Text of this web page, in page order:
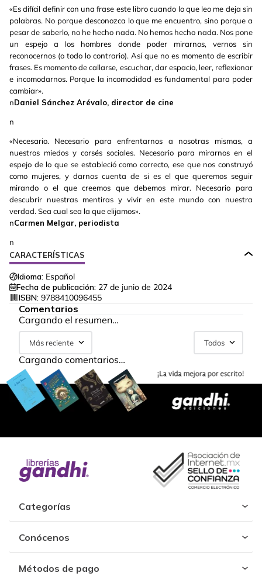
«Es difícil definir con una frase este libro cuando lo que leo me deja sin
palabras. No porque desconozca lo que me encuentro, sino porque a
pesar de saberlo, no he hecho nada. No hemos hecho nada. Nos pone
un espejo a los hombres donde poder mirarnos, vernos sin
reconocernos (o todo lo contrario). Así que no es momento de escribir
frases. Es momento de callarse, escuchar, dar espacio, leer, reflexionar
e incomodarnos. Porque la incomodidad es fundamental para poder
cambiar».
nDaniel Sánchez Arévalo, director de cine
n
«Necesario. Necesario para enfrentarnos a nosotras mismas, a
nuestros miedos y corsés sociales. Necesario para mirarnos en el
espejo de lo que se estableció como correcto, ese que nos construyó
como mujeres, y darnos cuenta de si es el que queremos seguir
mirando o el que creemos que debemos mirar. Necesario para
descubrir nuestras mentiras y vivir en este mundo con nuestra
verdad. Sea cual sea la que elijamos».
nCarmen Melgar, periodista
n
CARACTERÍSTICAS
Idioma: Español
Fecha de publicación: 27 de junio de 2024
ISBN: 9788410096455
Comentarios
Cargando el resumen…
Más reciente Todos
Cargando comentarios…
Categorías
Conócenos
Métodos de pago